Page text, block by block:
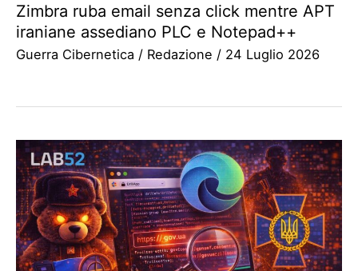
Zimbra ruba email senza click mentre APT
iraniane assediano PLC e Notepad++
Guerra Cibernetica / Redazione / 24 Luglio 2026